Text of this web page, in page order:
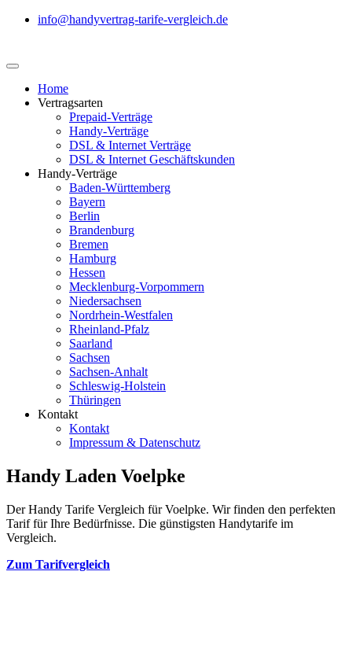
info@handyvertrag-tarife-vergleich.de
Home
Vertragsarten
Prepaid-Verträge
Handy-Verträge
DSL & Internet Verträge
DSL & Internet Geschäftskunden
Handy-Verträge
Baden-Württemberg
Bayern
Berlin
Brandenburg
Bremen
Hamburg
Hessen
Mecklenburg-Vorpommern
Niedersachsen
Nordrhein-Westfalen
Rheinland-Pfalz
Saarland
Sachsen
Sachsen-Anhalt
Schleswig-Holstein
Thüringen
Kontakt
Kontakt
Impressum & Datenschutz
Handy Laden Voelpke
Der Handy Tarife Vergleich für Voelpke. Wir finden den perfekten
Tarif für Ihre Bedürfnisse. Die günstigsten Handytarife im
Vergleich.
Zum Tarifvergleich